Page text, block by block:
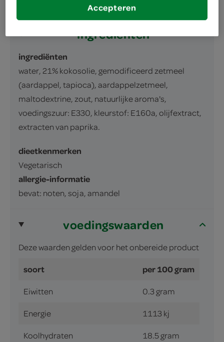
ingrediënten
ingrediënten
water, 21% kokosolie, gemodificeerd zetmeel
(aardappel, tapioca), aardappelzetmeel,
maltodextrine, zout, natuurlijke aroma's,
voedingszuur: E330, kleurstof: E160a, olijfextract,
extracten van paprika.
dieetkenmerken
Vegetarisch
allergie-informatie
bevat: noten, soja, amandel
voedingswaarden
Deze waarden gelden voor het onbereide product
soort per 100 gram
Eiwitten 0.3 gram
Energie 1113 kj
Koolhydraten 18.5 gram
Accepteren